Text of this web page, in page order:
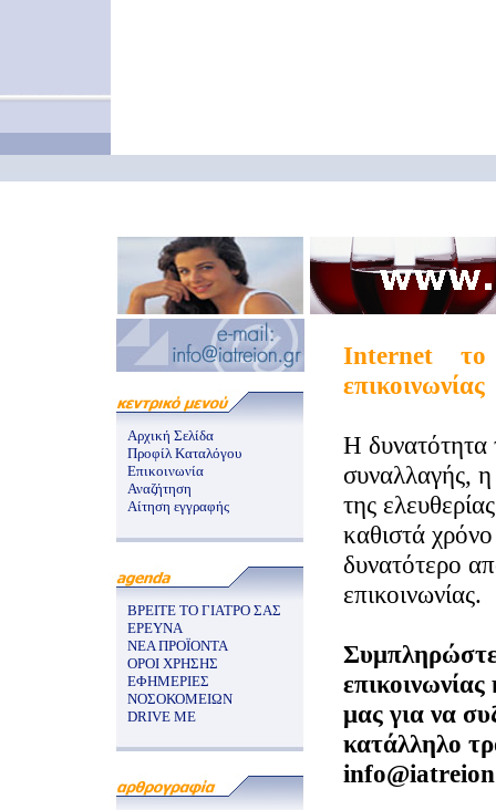
Αρχική Σελίδα
Προφίλ Καταλόγου
Επικοινωνία
Αναζήτηση
Αίτηση εγγραφής
ΒΡΕΙΤΕ ΤΟ ΓΙΑΤΡΟ ΣΑΣ
ΕΡΕΥΝΑ
ΝΕΑ ΠΡΟΪΟΝΤΑ
ΟΡΟΙ ΧΡΗΣΗΣ
ΕΦΗΜΕΡΙΕΣ
ΝΟΣΟΚΟΜΕΙΩΝ
DRIVE ME
Internet το
επικοινωνίας
Η δυνατότητα
συναλλαγής,
της
καθιστά
δυνατότερο
επικοινωνίας.
μας για να
κατάλληλο